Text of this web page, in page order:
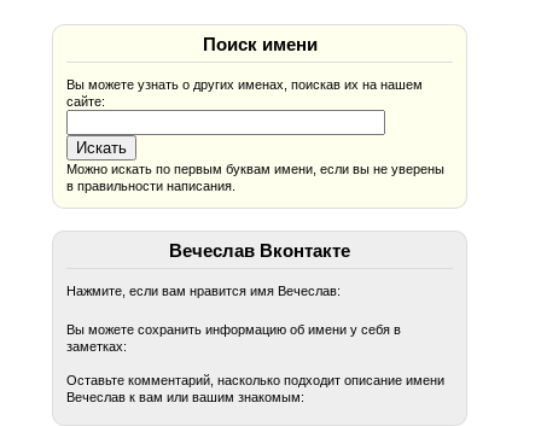
Поиск имени
Вы можете узнать о других именах, поискав их на нашем
сайте:
Можно искать по первым буквам имени, если вы не уверены
в правильности написания.
Вечеслав Вконтакте
Нажмите, если вам нравится имя Вечеслав:
Вы можете сохранить информацию об имени у себя в
заметках:
Оставьте комментарий, насколько подходит описание имени
Вечеслав к вам или вашим знакомым: